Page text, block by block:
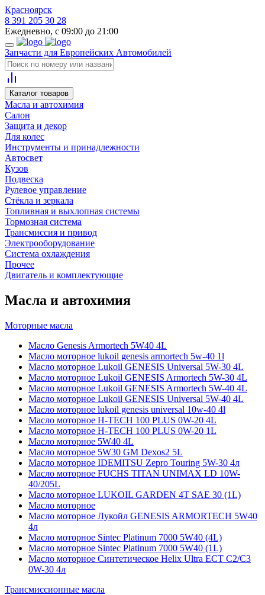
Красноярск
8 391 205 30 28
Ежедневно, с 09:00 до 21:00
Запчасти для Европейских Автомобилей
Каталог товаров
Масла и автохимия
Салон
Защита и декор
Для колес
Инструменты и принадлежности
Автосвет
Кузов
Подвеска
Рулевое управление
Стёкла и зеркала
Топливная и выхлопная системы
Тормозная система
Трансмиссия и привод
Электрооборудование
Система охлаждения
Прочее
Двигатель и комплектующие
Масла и автохимия
Моторные масла
Масло Genesis Armortech 5W40 4L
Масло моторное lukoil genesis armortech 5w-40 1l
Масло моторное Lukoil GENESIS Universal 5W-30 4L
Масло моторное Lukoil GENESIS Armortech 5W-30 4L
Масло моторное Lukoil GENESIS Armortech 5W-40 4L
Масло моторное Lukoil GENESIS Universal 5W-40 4L
Масло моторное lukoil genesis universal 10w-40 4l
Масло моторное H-TECH 100 PLUS 0W-20 4L
Масло моторное H-TECH 100 PLUS 0W-20 1L
Масло моторное 5W40 4L
Масло моторное 5W30 GM Dexos2 5L
Масло моторное IDEMITSU Zepro Touring 5W-30 4л
Масло моторное FUCHS TITAN UNIMAX LD 10W-
40/205L
Масло моторное LUKOIL GARDEN 4Т SAE 30 (1L)
Масло моторное
Масло моторное Лукойл GENESIS ARMORTECH 5W40
4л
Масло моторное Sintec Platinum 7000 5W40 (4L)
Масло моторное Sintec Platinum 7000 5W40 (1L)
Масло моторное Синтетическое Helix Ultra ECT C2/C3
0W-30 4л
Трансмиссионные масла